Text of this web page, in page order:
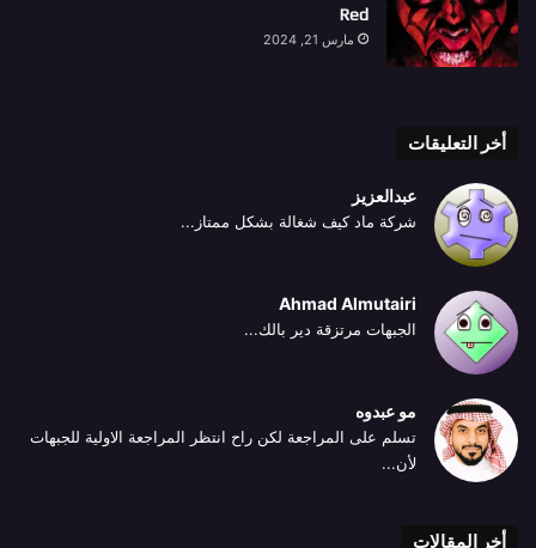
Red
مارس 21, 2024
أخر التعليقات
عبدالعزيز
شركة ماد كيف شغالة بشكل ممتاز...
Ahmad Almutairi
الجبهات مرتزقة دير بالك...
مو عبدوه
تسلم على المراجعة لكن راح انتظر المراجعة الاولية للجبهات
لأن...
أخر المقالات